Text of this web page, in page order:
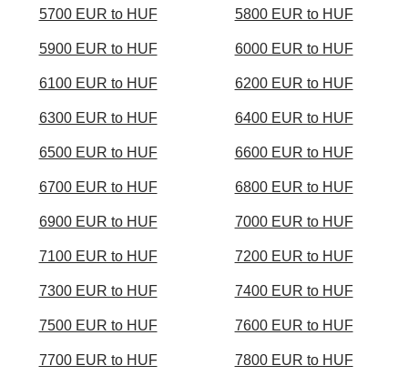
5700 EUR to HUF 5800 EUR to HUF
5900 EUR to HUF 6000 EUR to HUF
6100 EUR to HUF 6200 EUR to HUF
6300 EUR to HUF 6400 EUR to HUF
6500 EUR to HUF 6600 EUR to HUF
6700 EUR to HUF 6800 EUR to HUF
6900 EUR to HUF 7000 EUR to HUF
7100 EUR to HUF 7200 EUR to HUF
7300 EUR to HUF 7400 EUR to HUF
7500 EUR to HUF 7600 EUR to HUF
7700 EUR to HUF 7800 EUR to HUF